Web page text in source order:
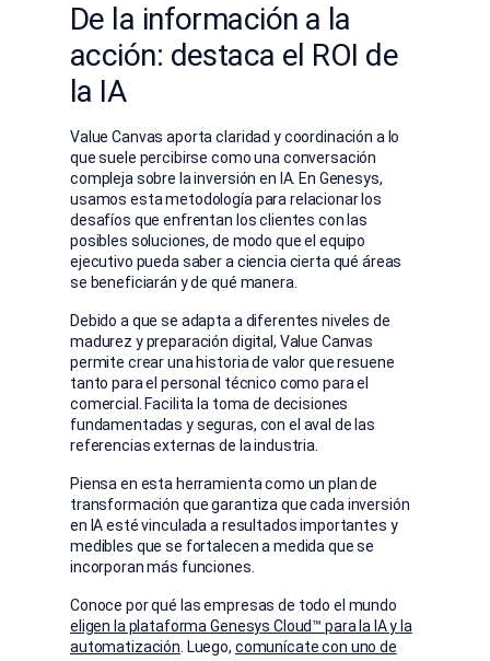
De la información a la
acción: destaca el ROI de
la IA
Value Canvas aporta claridad y coordinación a lo
que suele percibirse como una conversación
compleja sobre la inversión en IA. En Genesys,
usamos esta metodología para relacionar los
desafíos que enfrentan los clientes con las
posibles soluciones, de modo que el equipo
ejecutivo pueda saber a ciencia cierta qué áreas
se beneficiarán y de qué manera.
Debido a que se adapta a diferentes niveles de
madurez y preparación digital, Value Canvas
permite crear una historia de valor que resuene
tanto para el personal técnico como para el
comercial. Facilita la toma de decisiones
fundamentadas y seguras, con el aval de las
referencias externas de la industria.
Piensa en esta herramienta como un plan de
transformación que garantiza que cada inversión
en IA esté vinculada a resultados importantes y
medibles que se fortalecen a medida que se
incorporan más funciones.
Conoce por qué las empresas de todo el mundo
eligen la plataforma Genesys Cloud™ para la IA y la
automatización. Luego, comunícate con uno de